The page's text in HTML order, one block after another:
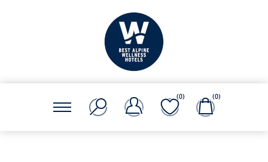
(0) (0)